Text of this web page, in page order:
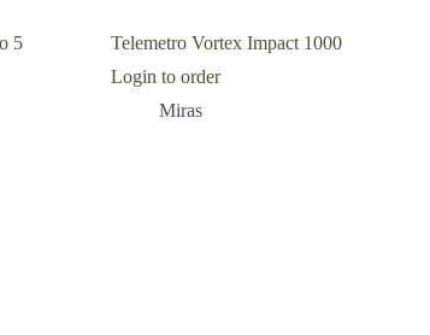
5
Telemetro Vortex Impact 1000
Login to order
Miras